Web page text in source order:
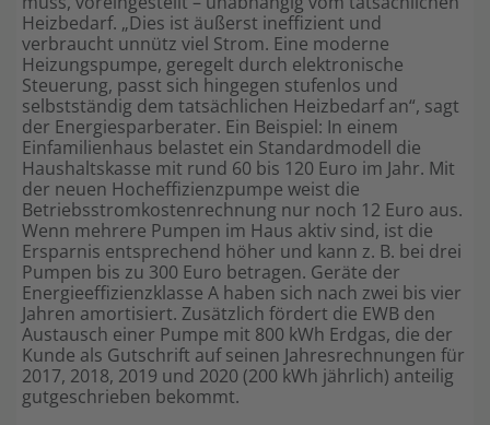
Heizbedarf. „Dies ist äußerst ineffizient und
verbraucht unnütz viel Strom. Eine moderne
Heizungspumpe, geregelt durch elektronische
Steuerung, passt sich hingegen stufenlos und
selbstständig dem tatsächlichen Heizbedarf an“, sagt
der Energiesparberater. Ein Beispiel: In einem
Einfamilienhaus belastet ein Standardmodell die
Haushaltskasse mit rund 60 bis 120 Euro im Jahr. Mit
der neuen Hocheffizienzpumpe weist die
Betriebsstromkostenrechnung nur noch 12 Euro aus.
Wenn mehrere Pumpen im Haus aktiv sind, ist die
Ersparnis entsprechend höher und kann z. B. bei drei
Pumpen bis zu 300 Euro betragen. Geräte der
Energieeffizienzklasse A haben sich nach zwei bis vier
Jahren amortisiert. Zusätzlich fördert die EWB den
Austausch einer Pumpe mit 800 kWh Erdgas, die der
Kunde als Gutschrift auf seinen Jahresrechnungen für
2017, 2018, 2019 und 2020 (200 kWh jährlich) anteilig
gutgeschrieben bekommt.